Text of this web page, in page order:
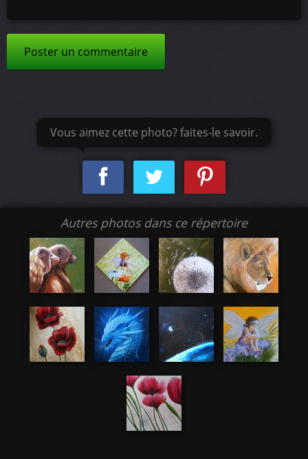
Poster un commentaire
Vous aimez cette photo? faites-le savoir.
Autres photos dans ce répertoire